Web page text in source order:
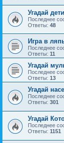
Угадай
Последнее
Ответы: 48
Игра в
Последнее
Ответы: 11
Угадай
Последнее
Ответы: 13
Угадай
Последнее
Ответы: 301
Угадай
Последнее
Ответы: 1151